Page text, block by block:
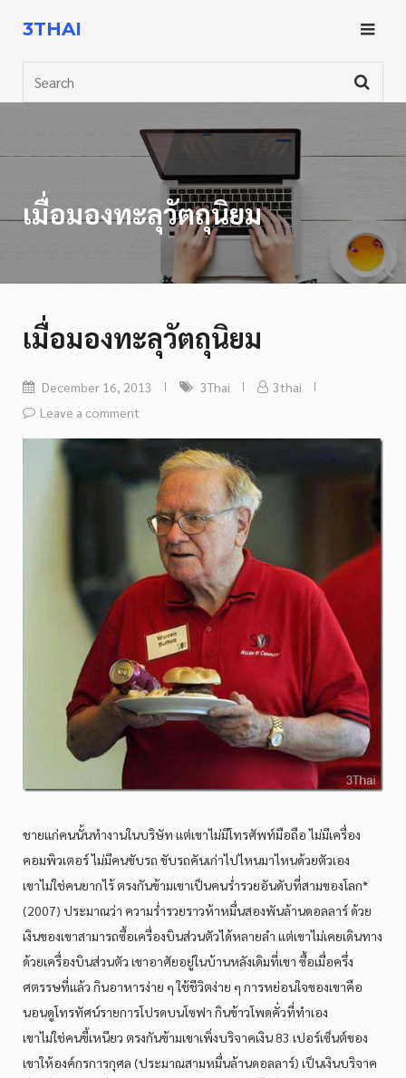
content
3THAI
เมื่อมองทะลุวัตถุนิยม
เมื่อมองทะลุวัตถุนิยม
December 16, 2013 3Thai
3thai
Leave a comment
ชายแก่คนนั้นทำงานในบริษัท แต่เขาไม่มีโทรศัพท์มือถือ ไม่มีเครื่อง
คอมพิวเตอร์ ไม่มีคนขับรถ ขับรถคันเก่าไปไหนมาไหนด้วยตัวเอง
เขาไม่ใช่คนยากไร้ ตรงกันข้ามเขาเป็นคนร่ำรวยอันดับที่สามของโลก*
(2007) ประมาณว่า ความร่ำรวยราวห้าหมื่นสองพันล้านดอลลาร์ ด้วย
เงินของเขาสามารถซื้อเครื่องบินส่วนตัวได้หลายลำ แต่เขาไม่เคยเดินทาง
ด้วยเครื่องบินส่วนตัว เขาอาศัยอยู่ในบ้านหลังเดิมที่เขา ซื้อเมื่อครึ่ง
ศตรรษที่แล้ว กินอาหารง่าย ๆ ใช้ชีวิตง่าย ๆ การหย่อนใจของเขาคือ
นอนดูโทรทัศน์รายการโปรดบนโซฟา กินข้าวโพดคั่วที่ทำเอง
เขาไม่ใช่คนขี้เหนียว ตรงกันข้ามเขาเพิ่งบริจาคเงิน 83 เปอร์เซ็นต์ของ
เขาให้องค์กรการกุศล (ประมาณสามหมื่นล้านดอลลาร์) เป็นเงินบริจาค